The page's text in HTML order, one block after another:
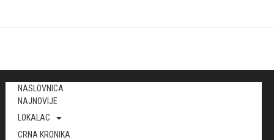
NASLOVNICA
NAJNOVIJE
LOKALAC
CRNA KRONIKA